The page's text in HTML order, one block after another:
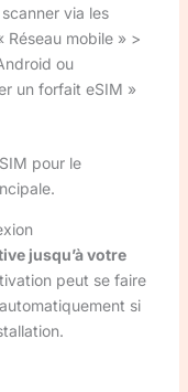
via les
mobile » >
ou
un forfait eSIM »
pour le
jusqu’à votre
peut se faire
si